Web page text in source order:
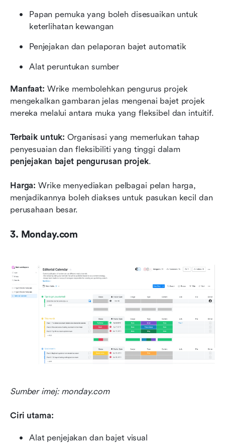
Papan pemuka yang boleh disesuaikan untuk
keterlihatan kewangan
Penjejakan dan pelaporan bajet automatik
Alat peruntukan sumber
Manfaat: Wrike membolehkan pengurus projek
mengekalkan gambaran jelas mengenai bajet projek
mereka melalui antara muka yang fleksibel dan intuitif.
Terbaik untuk: Organisasi yang memerlukan tahap
penjejakan bajet pengurusan projek.
Harga: Wrike menyediakan pelbagai pelan harga,
menjadikannya boleh diakses untuk pasukan kecil dan
perusahaan besar.
3. Monday.com
Sumber imej: monday.com
Ciri utama:
Alat penjejakan dan bajet visual